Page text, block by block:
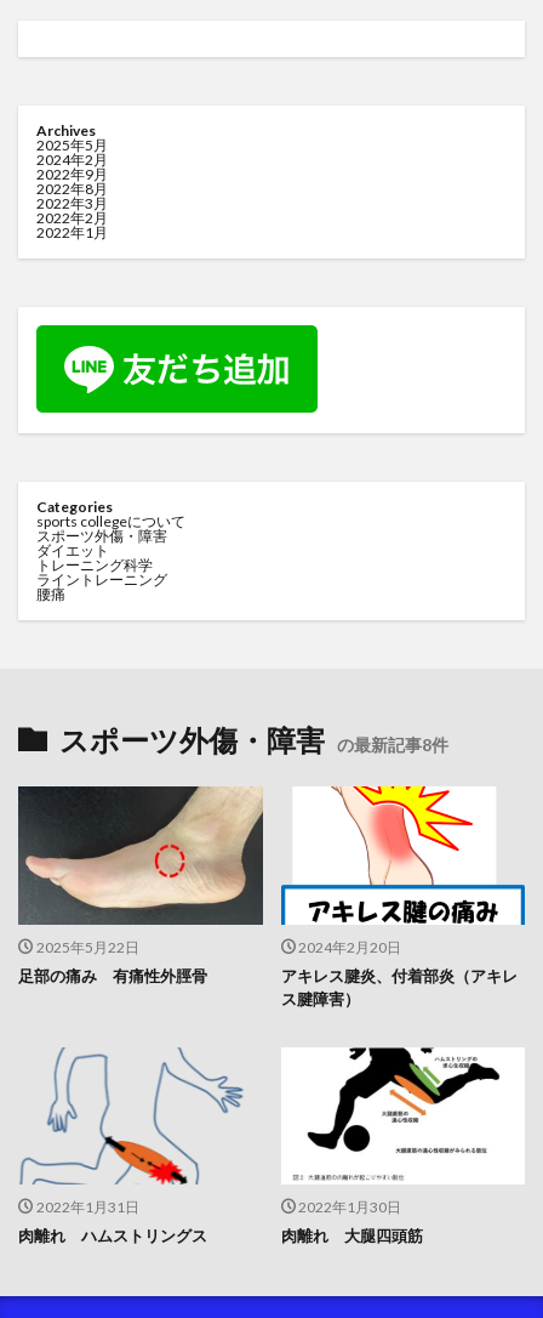
Archives
2025年5月
2024年2月
2022年9月
2022年8月
2022年3月
2022年2月
2022年1月
Categories
sports collegeについて
スポーツ外傷・障害
ダイエット
トレーニング科学
ライントレーニング
腰痛
スポーツ外傷・障害 の最新記事8件
2025年5月22日
足部の痛み 有痛性外脛骨
2024年2月20日
アキレス腱炎、付着部炎（アキレ
ス腱障害）
2022年1月31日
肉離れ ハムストリングス
2022年1月30日
肉離れ 大腿四頭筋